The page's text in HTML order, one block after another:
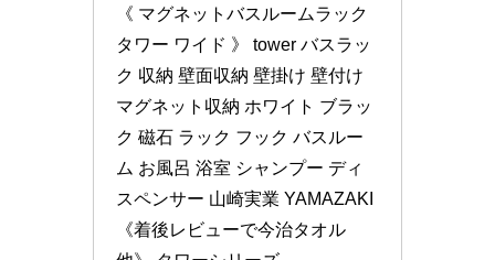
《 マグネットバスルームラック
タワー ワイド 》 tower バスラッ
ク 収納 壁面収納 壁掛け 壁付け
マグネット収納 ホワイト ブラッ
ク 磁石 ラック フック バスルー
ム お風呂 浴室 シャンプー ディ
スペンサー 山崎実業 YAMAZAKI
《着後レビューで今治タオル